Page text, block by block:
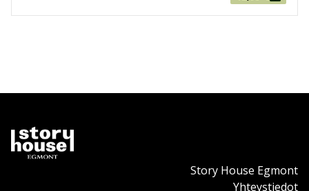
Story House Egmont
Yhteystiedot